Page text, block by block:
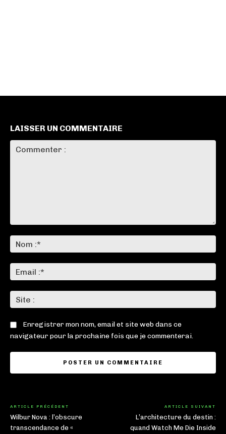
LAISSER UN COMMENTAIRE
:*
:*
:
Enregistrer mon nom, email et site web dans ce
navigateur pour la prochaine fois que je commenterai.
ARTICLE PRÉCÉDENT
Wilbur Nova : l’obscure
transcendance de «
ARTICLE SUIVANT
L’architecture du destin :
quand Watch Me Die Inside